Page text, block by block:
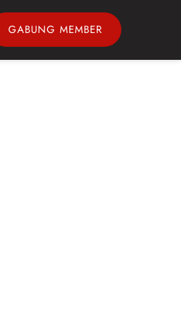
GABUNG MEMBER